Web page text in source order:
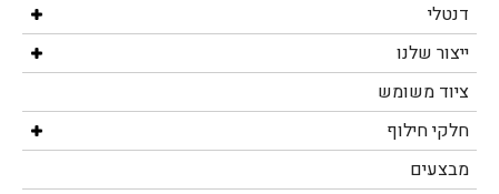
דנטלי
ייצור שלנו
ציוד משומש
חלקי חילוף
מבצעים